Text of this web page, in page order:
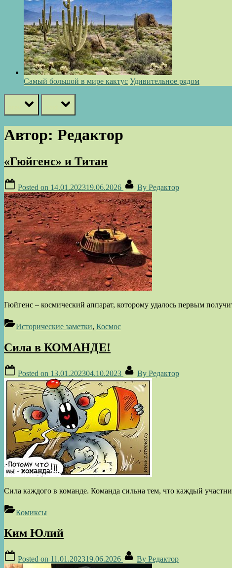
Самый большой в мире кактус Удивительное рядом
Автор: Редактор
«Гюйгенс» и Титан
Posted on 14.01.202319.06.2026 By Редактор
Гюйгeнc – космический аппарат, которому удалось первым
Исторические заметки, Космос
Сила в КОМАНДЕ!
Posted on 13.01.202304.10.2023 By Редактор
Сила каждого в команде. Команда сильна тем, что каждый
Комиксы
Ким Юлий
Posted on 11.01.202319.06.2026 By Редактор